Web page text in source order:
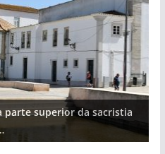
parte superior da sacristia